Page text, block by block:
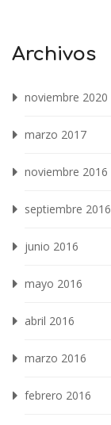
Archivos
noviembre 2020
marzo 2017
noviembre 2016
septiembre 2016
junio 2016
mayo 2016
abril 2016
marzo 2016
febrero 2016